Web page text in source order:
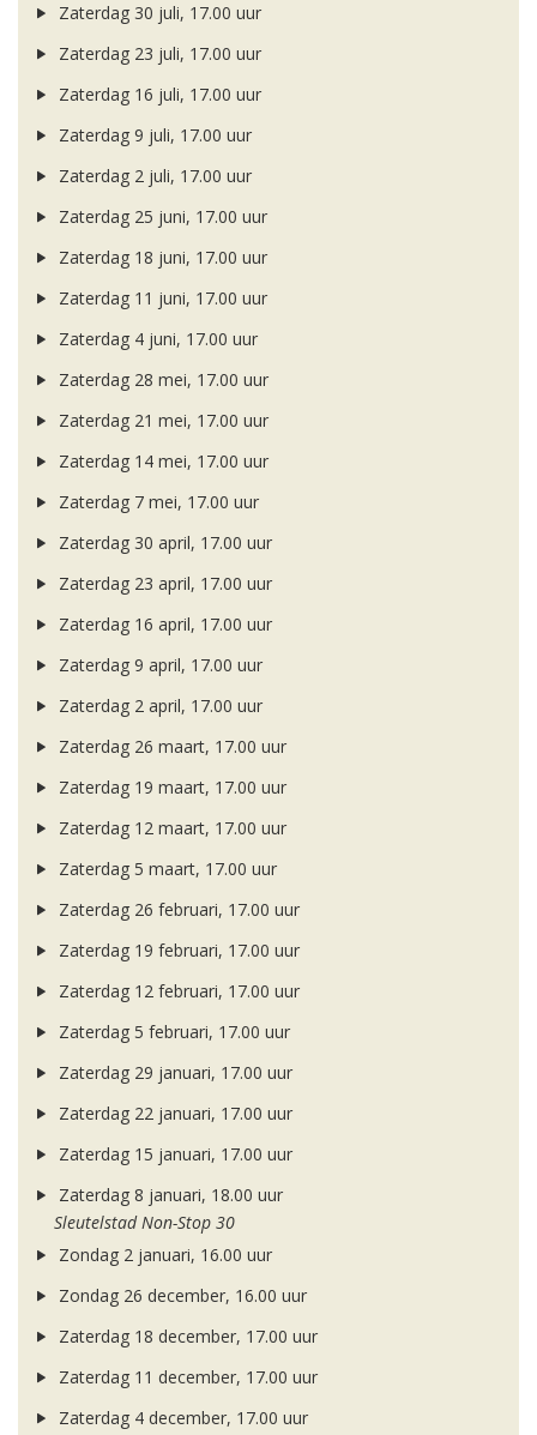
Zaterdag 30 juli, 17.00 uur
Zaterdag 23 juli, 17.00 uur
Zaterdag 16 juli, 17.00 uur
Zaterdag 9 juli, 17.00 uur
Zaterdag 2 juli, 17.00 uur
Zaterdag 25 juni, 17.00 uur
Zaterdag 18 juni, 17.00 uur
Zaterdag 11 juni, 17.00 uur
Zaterdag 4 juni, 17.00 uur
Zaterdag 28 mei, 17.00 uur
Zaterdag 21 mei, 17.00 uur
Zaterdag 14 mei, 17.00 uur
Zaterdag 7 mei, 17.00 uur
Zaterdag 30 april, 17.00 uur
Zaterdag 23 april, 17.00 uur
Zaterdag 16 april, 17.00 uur
Zaterdag 9 april, 17.00 uur
Zaterdag 2 april, 17.00 uur
Zaterdag 26 maart, 17.00 uur
Zaterdag 19 maart, 17.00 uur
Zaterdag 12 maart, 17.00 uur
Zaterdag 5 maart, 17.00 uur
Zaterdag 26 februari, 17.00 uur
Zaterdag 19 februari, 17.00 uur
Zaterdag 12 februari, 17.00 uur
Zaterdag 5 februari, 17.00 uur
Zaterdag 29 januari, 17.00 uur
Zaterdag 22 januari, 17.00 uur
Zaterdag 15 januari, 17.00 uur
Zaterdag 8 januari, 18.00 uur
Sleutelstad Non-Stop 30
Zondag 2 januari, 16.00 uur
Zondag 26 december, 16.00 uur
Zaterdag 18 december, 17.00 uur
Zaterdag 11 december, 17.00 uur
Zaterdag 4 december, 17.00 uur